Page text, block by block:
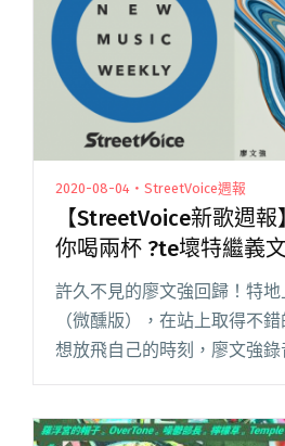
2020-08-04・StreetVoice週報
【StreetVoice新歌週
你喝兩杯 ?te壞特繼義
文
許久不見的廖文強回歸！特地
（微醺版），在站上取得不
想放飛自己的時刻，廖文強錄
以他想對你說，偶爾不用太
鬆。?te 壞特新曲〈En Mi 閱